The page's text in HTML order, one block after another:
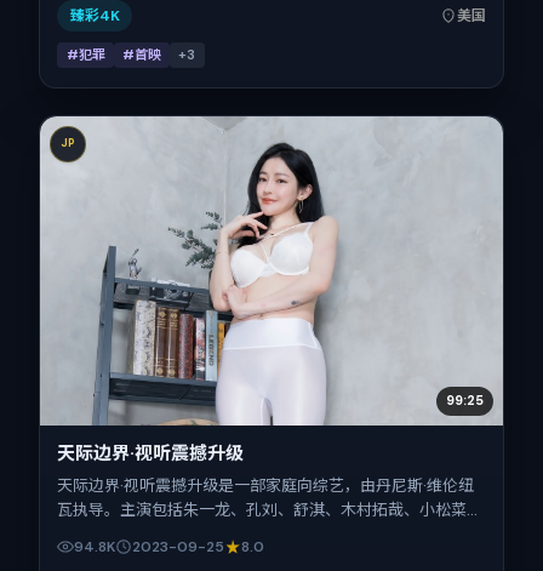
130分钟，适合喜欢强情节与细腻表演的观众。
臻彩4K 美国
#犯罪 #首映 +3
JP
99:25
天际边界·视听震撼升级
天际边界·视听震撼升级是一部家庭向综艺，由丹尼斯·维伦纽
瓦执导。主演包括朱一龙、孔刘、舒淇、木村拓哉、小松菜
与观众见面，首映日期 2023-09-25，正片时长110分钟。
94.8K 2023-09-25 8.0